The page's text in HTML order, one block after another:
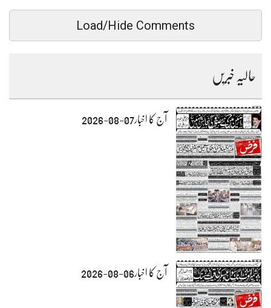
Load/Hide Comments
حالیہ خبریں
آج کا اخبار07-08-2026
آج کا اخبار06-08-2026